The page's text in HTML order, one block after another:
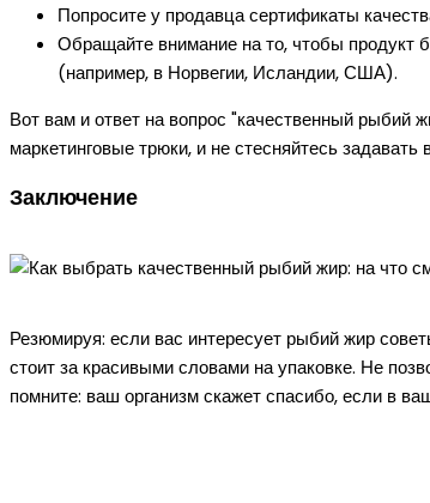
Попросите у продавца сертификаты
Обращайте внимание на то, чтобы продукт
(например, в Норвегии, Исландии, США).
Вот вам и ответ на вопрос "качественный рыбий
маркетинговые трюки, и не стесняйтесь задавать
Заключение
Резюмируя: если вас интересует рыбий жир
стоит за красивыми словами на упаковке. Не
помните: ваш организм скажет спасибо, если в